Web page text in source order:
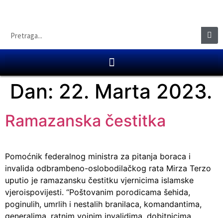
Dan: 22. Marta 2023.
Ramazanska čestitka
Pomoćnik federalnog ministra za pitanja boraca i
invalida odbrambeno-oslobodilačkog rata Mirza Terzo
uputio je ramazansku čestitku vjernicima islamske
vjeroispovijesti. “Poštovanim porodicama šehida,
poginulih, umrlih i nestalih branilaca, komandantima,
generalima, ratnim vojnim invalidima, dobitnicima